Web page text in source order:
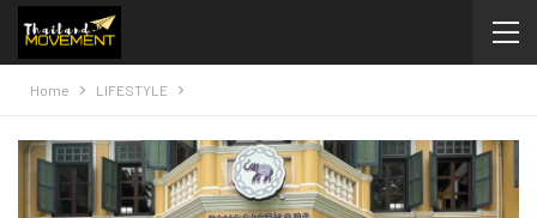
Home LIFESTYLE